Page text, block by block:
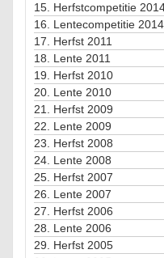
15. Herfstcompetitie
16. Lentecompetitie 2014
17. Herfst 2011
18. Lente 2011
19. Herfst 2010
20. Lente 2010
21. Herfst 2009
22. Lente 2009
23. Herfst 2008
24. Lente 2008
25. Herfst 2007
26. Lente 2007
27. Herfst 2006
28. Lente 2006
29. Herfst 2005